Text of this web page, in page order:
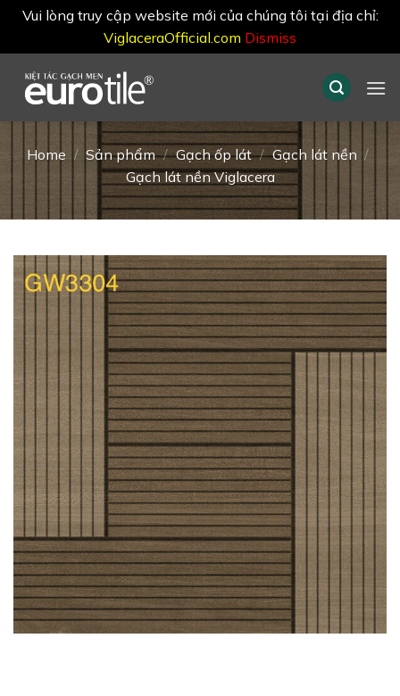
Vui lòng truy cập website mới của chúng tôi tại địa chỉ:
ViglaceraOfficial.com Dismiss
content
Home / Sản phẩm / Gạch ốp lát / Gạch lát nền /
Gạch lát nền Viglacera